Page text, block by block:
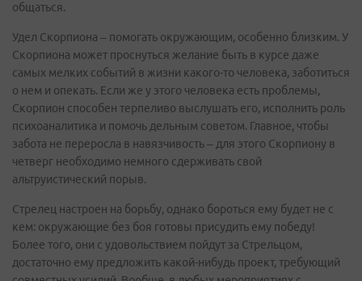
общаться.
Удел Скорпиона – помогать окружающим, особенно близким. У
Скорпиона может проснуться желание быть в курсе даже
самых мелких событий в жизни какого-то человека, заботиться
о нем и опекать. Если же у этого человека есть проблемы,
Скорпион способен терпеливо выслушать его, исполнить роль
психоаналитика и помочь дельным советом. Главное, чтобы
забота не переросла в навязчивость – для этого Скорпиону в
четверг необходимо немного сдерживать свой
альтруистический порыв.
Стрелец настроен на борьбу, однако бороться ему будет не с
кем: окружающие без боя готовы присудить ему победу!
Более того, они с удовольствием пойдут за Стрельцом,
достаточно ему предложить какой-нибудь проект, требующий